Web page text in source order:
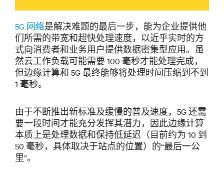
5G 网络是解决难题的最后一步，能为企业提供他
们所需的带宽和超快处理速度，以近乎实时的方
式向消费者和业务用户提供数据密集型应用。虽
然云工作负载可能需要 100 毫秒才能处理完成，
但边缘计算和 5G 最终能够将处理时间压缩到不到
1 毫秒。
由于不断推出新标准及缓慢的普及速度，5G 还需
要一段时间才能充分发挥其潜力，因此边缘计算
本质上是处理数据和保持低延迟（目前约为 10 到
50 毫秒，具体取决于站点的位置）的“最后一公
里”。